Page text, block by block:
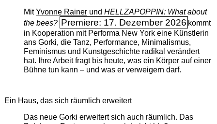
MitYvonne Rainerund HELLZAPOPPIN: What about
the bees? Premiere: 17. Dezember 2026 kommt
in Kooperation mit Performa New York eine Künstlerin
ans Gorki, die Tanz, Performance, Minimalismus,
Feminismus und Kunstgeschichte radikal verändert
hat. Ihre Arbeit fragt bis heute, was ein Körper auf einer
Bühne tun kann – und was er verweigern darf.
Ein Haus, das sich räumlich erweitert
Das neue Gorki erweitert sich auch räumlich. Das